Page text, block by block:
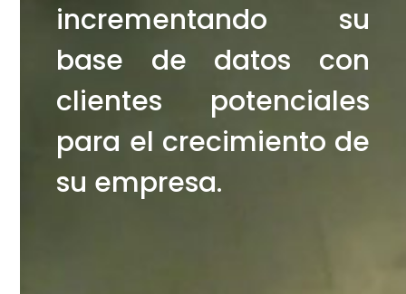
incrementando su
base de datos con
clientes potenciales
para el crecimiento de
su empresa.